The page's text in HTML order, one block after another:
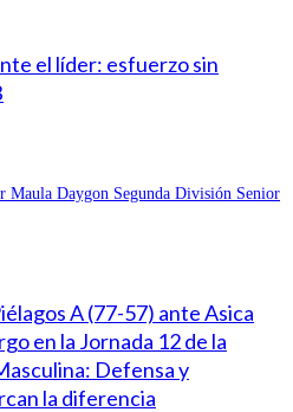
el líder: esfuerzo sin
Maula Daygon Segunda División Senior
A (77-57) ante Asica
en la Jornada 12 de la
Defensa y
la diferencia